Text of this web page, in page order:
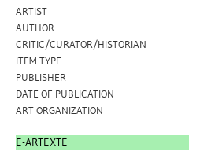
ARTIST
AUTHOR
CRITIC/CURATOR/HISTORIAN
ITEM TYPE
PUBLISHER
DATE OF PUBLICATION
ART ORGANIZATION
E-ARTEXTE